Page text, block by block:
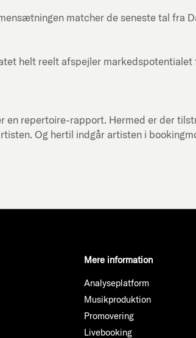
matcher de seneste tal fra
helt reelt afspejler
en repertoire-rapport. Hermed er der
Og hertil indgår artisten i
Mere information
Analyseplatform
Musikproduktion
Promovering
Livebooking